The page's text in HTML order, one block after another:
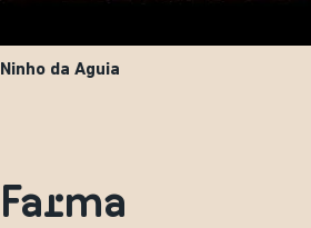
Ninho da Aguia
Farma